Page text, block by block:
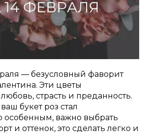
— безусловный фаворит
Эти цветы
страсть и преданность.
букет роз стал
особенным, важно выбрать
и оттенок, это сделать легко и